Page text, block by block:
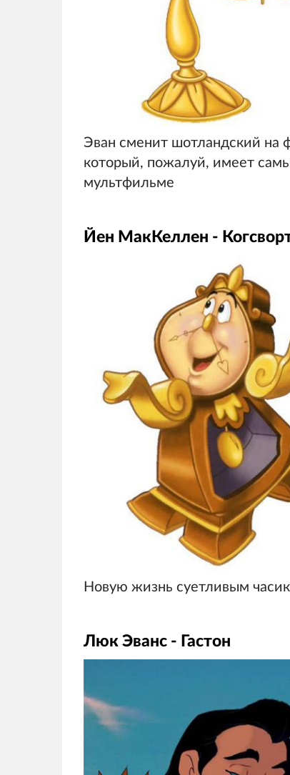
Эван сменит шотландский на
который, пожалуй, имеет
мультфильме
Йен МакКеллен -
Новую жизнь суетливым
Люк Эванс - Гастон